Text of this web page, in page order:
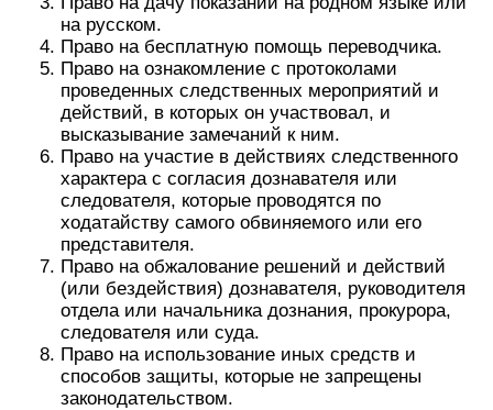
на русском.
Право на бесплатную помощь переводчика.
Право на ознакомление с протоколами
проведенных следственных мероприятий и
действий, в которых он участвовал, и
высказывание замечаний к ним.
Право на участие в действиях следственного
характера с согласия дознавателя или
следователя, которые проводятся по
ходатайству самого обвиняемого или его
представителя.
Право на обжалование решений и действий
(или бездействия) дознавателя, руководителя
отдела или начальника дознания, прокурора,
следователя или суда.
Право на использование иных средств и
способов защиты, которые не запрещены
законодательством.